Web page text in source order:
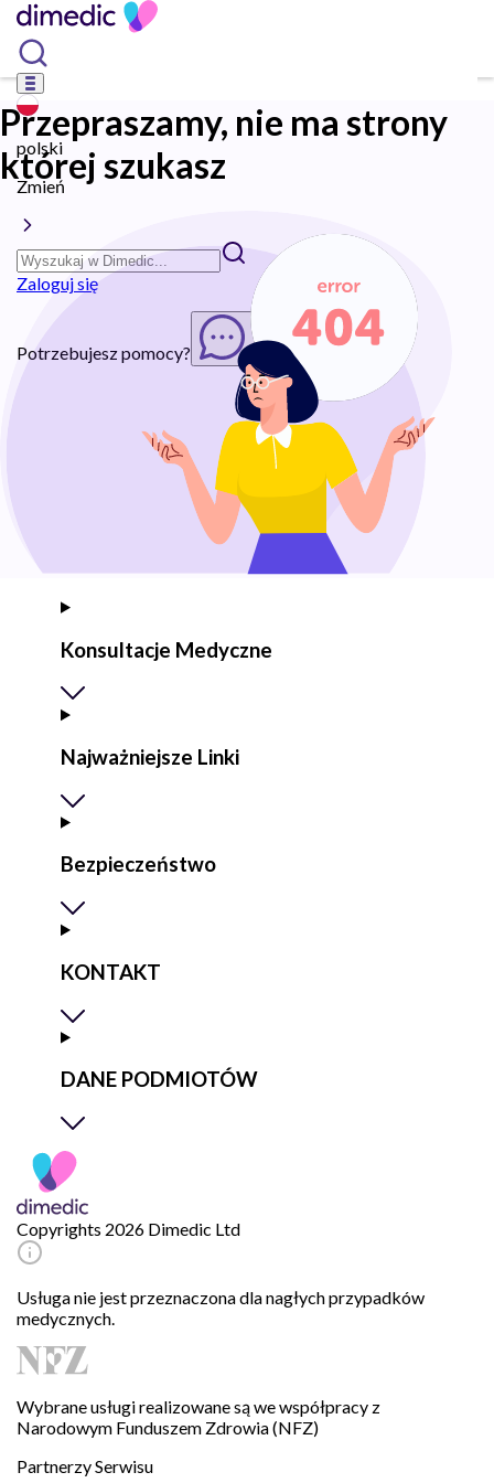
polski
Zmień
Zaloguj się
Potrzebujesz pomocy? Rozpocznij chat
Przepraszamy, nie ma strony
której szukasz
Konsultacje Medyczne
Najważniejsze Linki
Bezpieczeństwo
KONTAKT
DANE PODMIOTÓW
Copyrights 2026 Dimedic Ltd
Usługa nie jest przeznaczona dla nagłych przypadków
medycznych.
Wybrane usługi realizowane są we współpracy z
Narodowym Funduszem Zdrowia (NFZ)
Partnerzy Serwisu